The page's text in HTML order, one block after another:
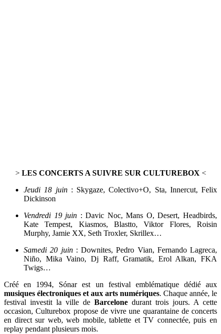
> LES CONCERTS A SUIVRE SUR CULTUREBOX <
Jeudi 18 juin: Skygaze, Colectivo+O, Sta, Innercut, Felix
Dickinson
Vendredi 19 juin : Davic Noc, Mans O, Desert, Headbirds,
Kate Tempest, Kiasmos, Blastto, Viktor Flores, Roisin
Murphy, Jamie XX, Seth Troxler, Skrillex…
Samedi 20 juin: Downites, Pedro Vian, Fernando Lagreca,
Niño, Mika Vaino, Dj Raff, Gramatik, Erol Alkan, FKA
Twigs…
Créé en 1994, Sónar est un festival emblématique dédié aux
musiques électroniques et aux arts numériques. Chaque année, le
festival investit la ville de Barcelone durant trois jours. A cette
occasion, Culturebox propose de vivre une quarantaine de concerts
en direct sur web, web mobile, tablette et TV connectée, puis en
replay pendant plusieurs mois.